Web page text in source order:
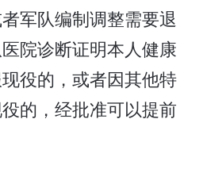
军队编制调整需要退
院诊断证明本人健康
役的，或者因其他特
的，经批准可以提前